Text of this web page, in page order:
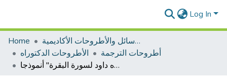
Log In
Home
الرسائل والأطروحات الأكاديمية
الأطروحات الدكتوراه
أطروحات الترجمة
تقويم ترجمات معاني القرآن الكريم إلى اللغة الفرنسية ترجمتا مالك شبل و بوريما عبده داود لسورة البقرة" أنموذجا